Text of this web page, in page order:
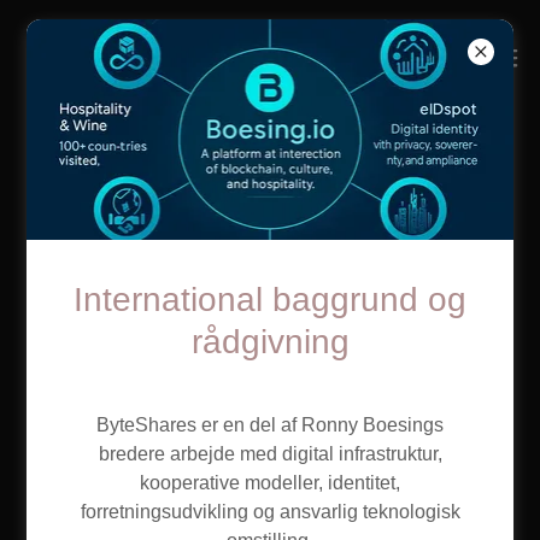
ByteShares — fælles
International baggrund og
rådgivning
ByteShares er en del af Ronny Boesings
bredere arbejde med digital infrastruktur,
kooperative modeller, identitet,
forretningsudvikling og ansvarlig teknologisk